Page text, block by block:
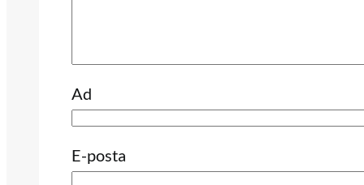
Ad
E-posta